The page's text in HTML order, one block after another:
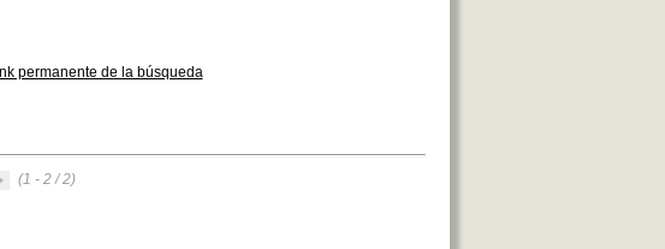
permanente de la búsqueda
(1 - 2 / 2)